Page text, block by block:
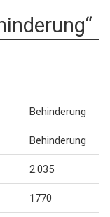
Behinderung
Behinderung
2.035
1770